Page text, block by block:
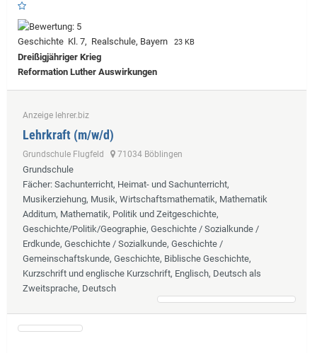
Geschichte Kl. 7, Realschule, Bayern 23 KB
Dreißigjähriger Krieg
Reformation Luther Auswirkungen
Anzeige lehrer.biz
Lehrkraft (m/w/d)
Grundschule Flugfeld 71034 Böblingen
Grundschule
Fächer: Sachunterricht, Heimat- und Sachunterricht,
Musikerziehung, Musik, Wirtschaftsmathematik, Mathematik
Additum, Mathematik, Politik und Zeitgeschichte,
Geschichte/Politik/Geographie, Geschichte / Sozialkunde /
Erdkunde, Geschichte / Sozialkunde, Geschichte /
Gemeinschaftskunde, Geschichte, Biblische Geschichte,
Kurzschrift und englische Kurzschrift, Englisch, Deutsch als
Zweitsprache, Deutsch